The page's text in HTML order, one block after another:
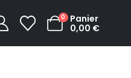
0
Panier
0,00 €